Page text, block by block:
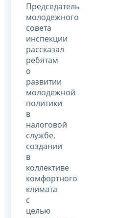
Председатель
молодежного
совета
инспекции
рассказал
ребятам
о
развитии
молодежной
политики
в
налоговой
службе,
создании
в
коллективе
комфортного
климата
с
целью